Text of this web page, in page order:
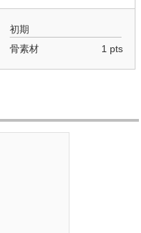
初期
骨素材
1 pts